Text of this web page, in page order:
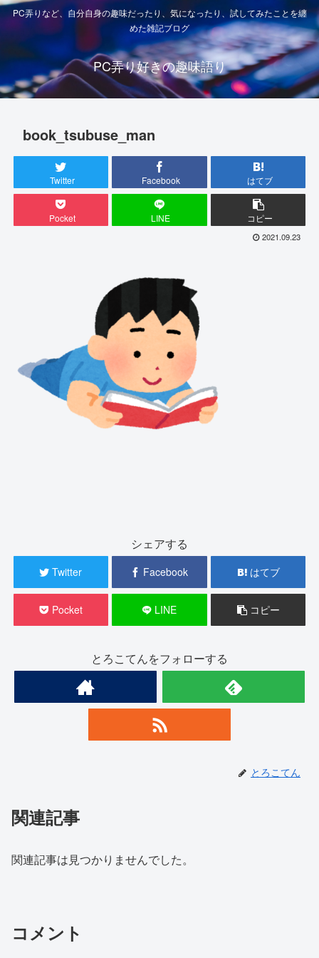
PC弄りなど、自分自身の趣味だったり、気になったり、試してみたことを纏
めた雑記ブログ
PC弄り好きの趣味語り
book_tsubuse_man
Twitter Facebook はてブ
Pocket LINE コピー
2021.09.23
シェアする
Twitter Facebook はてブ
Pocket LINE コピー
とろこてんをフォローする
とろこてん
関連記事
関連記事は見つかりませんでした。
コメント